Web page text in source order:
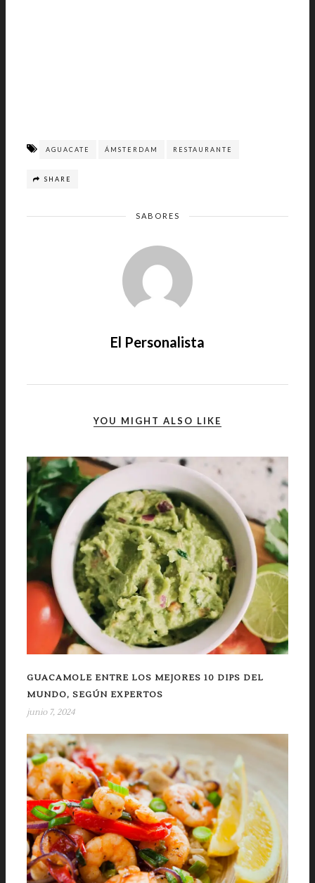
AGUACATE ÁMSTERDAM RESTAURANTE
SHARE
SABORES
El Personalista
YOU MIGHT ALSO LIKE
GUACAMOLE ENTRE LOS MEJORES 10 DIPS DEL
MUNDO, SEGÚN EXPERTOS
junio 7, 2024